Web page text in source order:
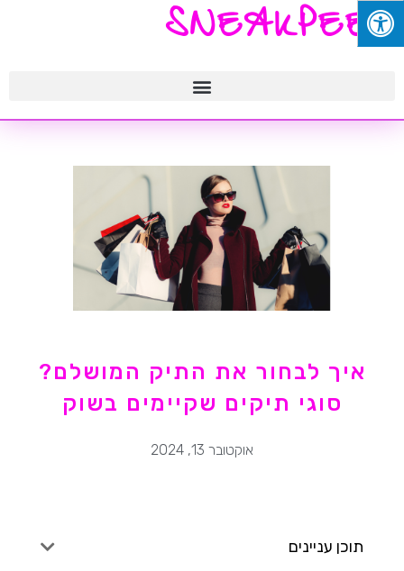
SNEAKPEEK
איך לבחור את התיק המושלם?
סוגי תיקים שקיימים בשוק
אוקטובר 13, 2024
תוכן עניינים